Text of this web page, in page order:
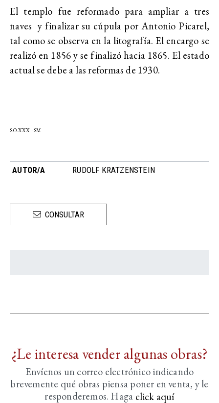
El templo fue reformado para ampliar a tres
naves y finalizar su cúpula por Antonio Picarel,
tal como se observa en la litografía. El encargo se
realizó en 1856 y se finalizó hacia 1865. El estado
actual se debe a las reformas de 1930.
S.O.XXX - SM
AUTOR/A RUDOLF KRATZENSTEIN
CONSULTAR
¿Le interesa vender algunas obras?
Envíenos un correo electrónico indicando
brevemente qué obras piensa poner en venta, y le
responderemos. Haga click aquí­